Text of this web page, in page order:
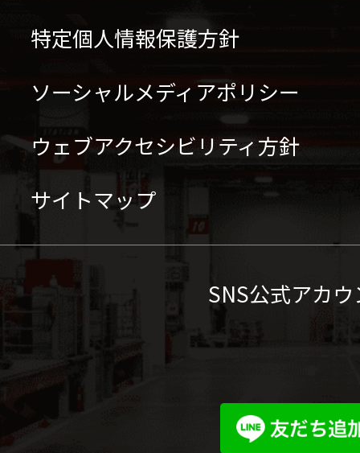
特定個人情報保護方針
ソーシャルメディアポリシー
ウェブアクセシビリティ方針
サイトマップ
SNS公式アカ